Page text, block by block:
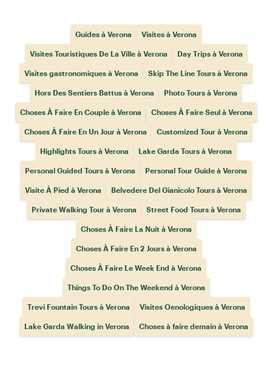
Guides à Verona Visites à Verona
Visites Touristiques De La Ville à Verona Day Trips à Verona
Visites gastronomiques à Verona Skip The Line Tours à Verona
Hors Des Sentiers Battus à Verona Photo Tours à Verona
Choses À Faire En Couple à Verona Choses À Faire Seul à Verona
Choses À Faire En Un Jour à Verona Customized Tour à Verona
Highlights Tours à Verona Lake Garda Tours à Verona
Personal Guided Tours à Verona Personal Tour Guide à Verona
Visite À Pied à Verona Belvedere Del Gianicolo Tours à Verona
Private Walking Tour à Verona Street Food Tours à Verona
Choses À Faire La Nuit à Verona
Choses À Faire En 2 Jours à Verona
Choses À Faire Le Week End à Verona
Things To Do On The Weekend à Verona
Trevi Fountain Tours à Verona Visites Oenologiques à Verona
Lake Garda Walking in Verona Choses à faire demain à Verona